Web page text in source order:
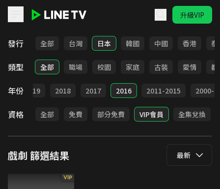
升級VIP
發行 全部 台灣 日本 韓國 中國 香港 泰
類型 全部 職場 校園 家庭 古裝 愛情 都
年份 2019 2018 2017 2016 2011-2015 2000-
資格 全部 免費 部分免費 VIP會員 全集兌換
戲劇 篩選結果 最新
VIP